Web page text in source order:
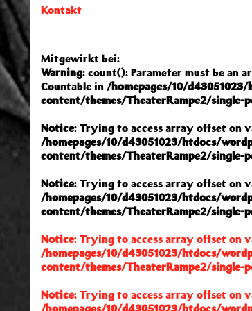
Kontakt
Mitgewirkt bei:
Warning: count(): Parameter must be an
Countable in /homepages/10/
content/themes/TheaterRampe2/single-
Notice: Trying to access array offset on
/homepages/10/d43051023/htdocs/
content/themes/TheaterRampe2/single-
Notice: Trying to access array offset on
/homepages/10/d43051023/htdocs/
content/themes/TheaterRampe2/single-
Notice: Trying to access array offset on
/homepages/10/d43051023/htdocs/
content/themes/TheaterRampe2/single-
Notice: Trying to access array offset on
/homepages/10/d43051023/htdocs/